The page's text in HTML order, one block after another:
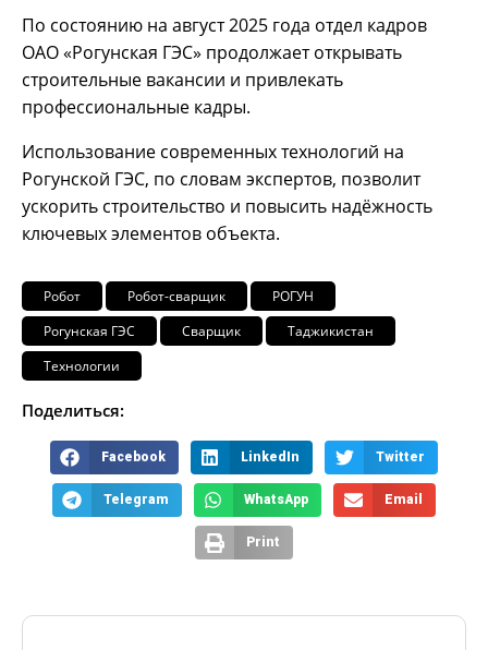
По состоянию на август 2025 года отдел кадров
ОАО «Рогунская ГЭС» продолжает открывать
строительные вакансии и привлекать
профессиональные кадры.
Использование современных технологий на
Рогунской ГЭС, по словам экспертов, позволит
ускорить строительство и повысить надёжность
ключевых элементов объекта.
Робот Робот-сварщик
РОГУН
Рогунская ГЭС
Сварщик
Таджикистан
Технологии
Поделиться:
Facebook LinkedIn Twitter
Telegram WhatsApp Email
Print